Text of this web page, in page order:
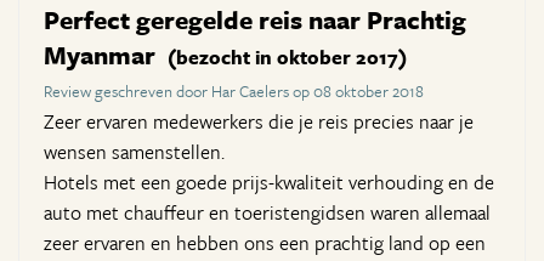
Perfect geregelde reis naar Prachtig
Myanmar (bezocht in oktober 2017)
Review geschreven door Har Caelers op 08 oktober 2018
Zeer ervaren medewerkers die je reis precies naar je
wensen samenstellen.
Hotels met een goede prijs-kwaliteit verhouding en de
auto met chauffeur en toeristengidsen waren allemaal
zeer ervaren en hebben ons een prachtig land op een